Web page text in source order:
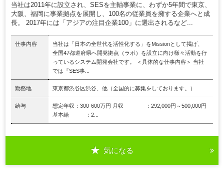
当社は2011年に設立され、SESを主軸事業に、わずか5年間で東京、
大阪、福岡に事業拠点を展開し、100名の従業員を擁する企業へと成
長。 2017年には「アジアの注目企業100」に選出されるなど...
仕事内容
当社は「日本の全世代を活性化する」をMissionとして掲げ、
全国47都道府県へ開発拠点（ラボ）を設立に向け様々活動を行
っているシステム開発会社です。 ＜具体的な仕事内容＞ 当社
では『SES事...
勤務地 東京都渋谷区渋谷、他（全国的に募集をしております。）
給与
想定年収：300-600万円 月収 ：292,000円～500,000円
基本給 ：2...
気になる